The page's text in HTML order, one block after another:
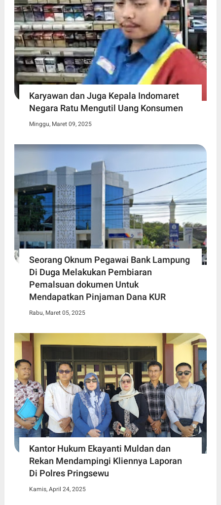
Karyawan dan Juga Kepala Indomaret
Negara Ratu Mengutil Uang Konsumen
Minggu, Maret 09, 2025
Seorang Oknum Pegawai Bank Lampung
Di Duga Melakukan Pembiaran
Pemalsuan dokumen Untuk
Mendapatkan Pinjaman Dana KUR
Rabu, Maret 05, 2025
Kantor Hukum Ekayanti Muldan dan
Rekan Mendampingi Kliennya Laporan
Di Polres Pringsewu
Kamis, April 24, 2025